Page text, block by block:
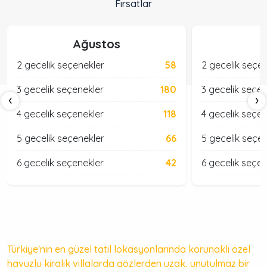
Fırsatlar
Ağustos
2 gecelik seçenekler 58
3 gecelik seçenekler 180
4 gecelik seçenekler 118
5 gecelik seçenekler 66
6 gecelik seçenekler 42
2 gecelik
3 gecelik
4 gecelik
5 gecelik
6 gecelik
‹ ›
Türkiye'nin en güzel tatil lokasyonlarında korunaklı özel
havuzlu kiralık villalarda gözlerden uzak, unutulmaz bir